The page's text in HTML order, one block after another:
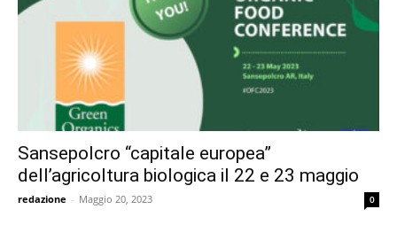
Sansepolcro “capitale europea”
dell’agricoltura biologica il 22 e 23 maggio
redazione - Maggio 20, 2023 0